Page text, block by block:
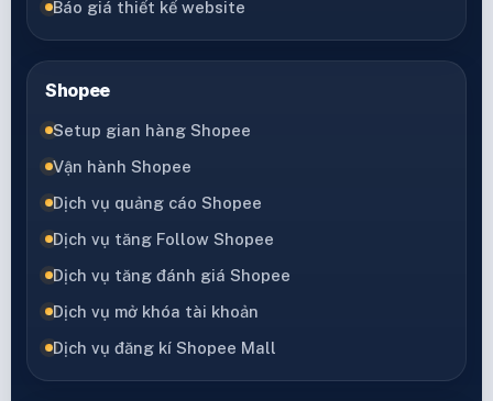
Báo giá thiết kế website
Shopee
Setup gian hàng Shopee
Vận hành Shopee
Dịch vụ quảng cáo Shopee
Dịch vụ tăng Follow Shopee
Dịch vụ tăng đánh giá Shopee
Dịch vụ mở khóa tài khoản
Dịch vụ đăng kí Shopee Mall